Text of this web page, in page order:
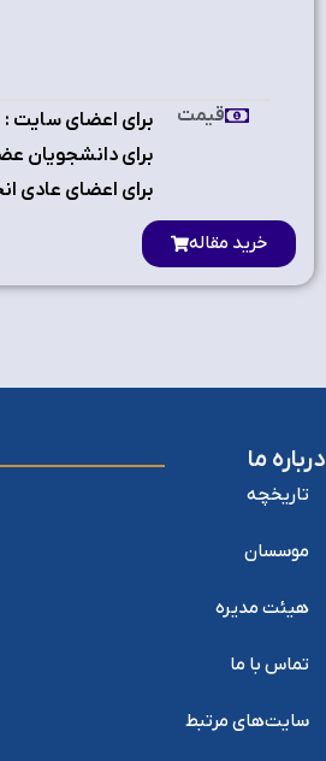
برای اعضای سایت : ۱٠٠,٠٠٠ ریال
برای دانشجویان عضو
برای اعضای عادی انجمن :
قیمت
خرید مقاله
درباره ما
تاریخچه
موسسان
هیئت مدیره
تماس با ما
سایت‌های مرتبط